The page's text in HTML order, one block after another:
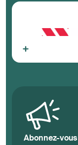
Abonnez-